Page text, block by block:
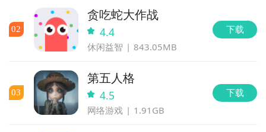
02
贪吃蛇大作战
4.4
休闲益智 843.05MB
下载
03
第五人格
4.5
网络游戏 1.91GB
下载